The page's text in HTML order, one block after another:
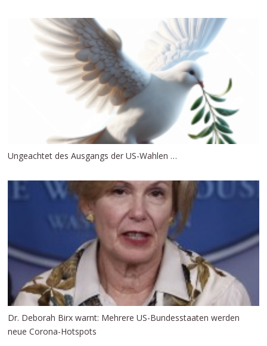
Ungeachtet des Ausgangs der US-Wahlen …
Dr. Deborah Birx warnt: Mehrere US-Bundesstaaten werden
neue Corona-Hotspots